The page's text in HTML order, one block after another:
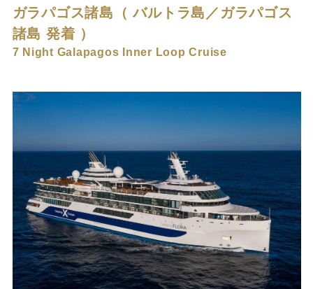
ガラパゴス諸島（ バルトラ島／ガラパゴス
諸島 発着 ）
7 Night Galapagos Inner Loop Cruise